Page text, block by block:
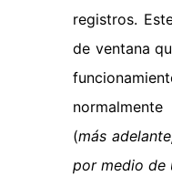
registros.
de ventana
(más
por medio de